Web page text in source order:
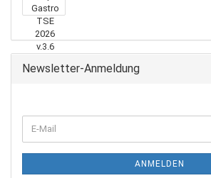
Newsletter-Anmeldung
ANMELDEN